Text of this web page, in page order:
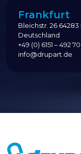
Frankfurt
Bleichstr. 26
Deutschland
+49 (0) 6151 – 492
info@drupart.de